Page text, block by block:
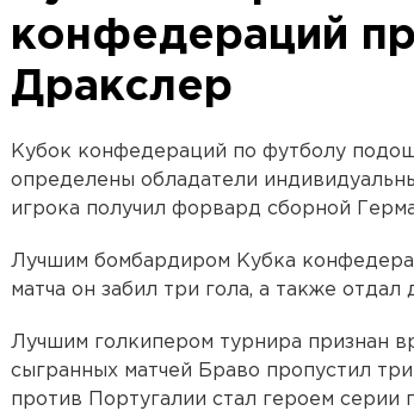
конфедераций
Дракслер
Кубок конфедераций по футболу
определены обладатели
игрока получил форвард сборной
Лучшим бомбардиром Кубка
матча он забил три гола, а также отдал
Лучшим голкипером турнира признан
сыгранных матчей Браво пропустил
против Португалии стал героем серии